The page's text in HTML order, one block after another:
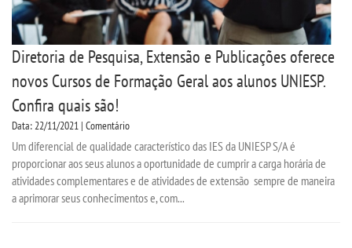
Diretoria de Pesquisa, Extensão e Publicações oferece
novos Cursos de Formação Geral aos alunos UNIESP.
Confira quais são!
Data: 22/11/2021 | Comentário
Um diferencial de qualidade característico das IES da UNIESP S/A é
proporcionar aos seus alunos a oportunidade de cumprir a carga horária de
atividades complementares e de atividades de extensão sempre de maneira
a aprimorar seus conhecimentos e, com...